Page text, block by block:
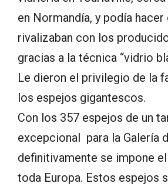
en Normandía, y podía
rivalizaban con los
gracias a la técnica “vidrio
Le dieron el privilegio de la
los espejos gigantescos.
Con los 357 espejos de un
excepcional para la Galería
definitivamente se impone
toda Europa. Estos espejos